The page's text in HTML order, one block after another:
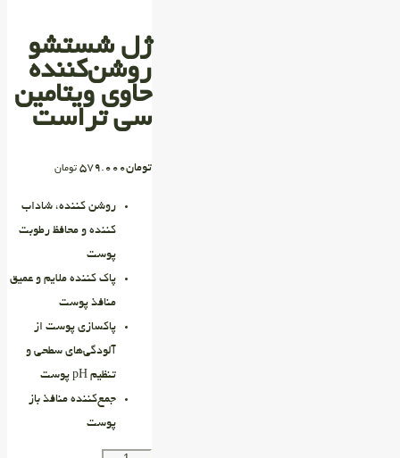
ژل شستشو
روشن‌کننده
حاوی ویتامین
سی تراست
تومان579.000 تومان
روشن کننده، شاداب
کننده و محافظ رطوبت
پوست
پاک کننده ملایم و عمیق
منافذ پوست
پاکسازی پوست از
آلودگی‌های سطحی و
تنظیم pH پوست
جمع‌كننده منافذ باز
پوست